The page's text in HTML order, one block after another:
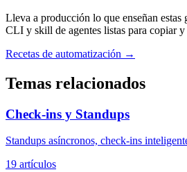
Lleva a producción lo que enseñan
CLI y skill de agentes listas para copiar y
Recetas de automatización →
Temas relacionados
Check-ins y Standups
Standups asíncronos, check-ins
19 artículos